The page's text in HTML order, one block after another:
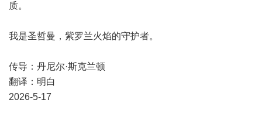
质。
我是圣哲曼，紫罗兰火焰的守护者。
传导：丹尼尔·斯克兰顿
翻译：明白
2026-5-17